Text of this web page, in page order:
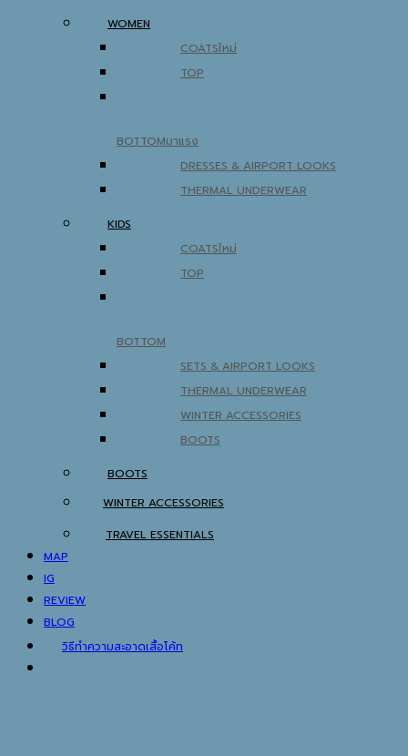
WOMEN
COATS
TOP
BOTTOM
DRESSES & AIRPORT LOOKS
THERMAL UNDERWEAR
KIDS
COATS
TOP
BOTTOM
SETS & AIRPORT LOOKS
THERMAL UNDERWEAR
WINTER ACCESSORIES
BOOTS
BOOTS
WINTER ACCESSORIES
TRAVEL ESSENTIALS
MAP
IG
REVIEW
BLOG
วิธีทำความสะอาดเสื้อโค้ท